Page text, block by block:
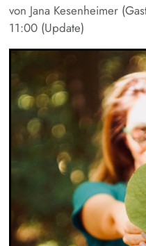
von Jana Kesenheimer
11:00 (Update)